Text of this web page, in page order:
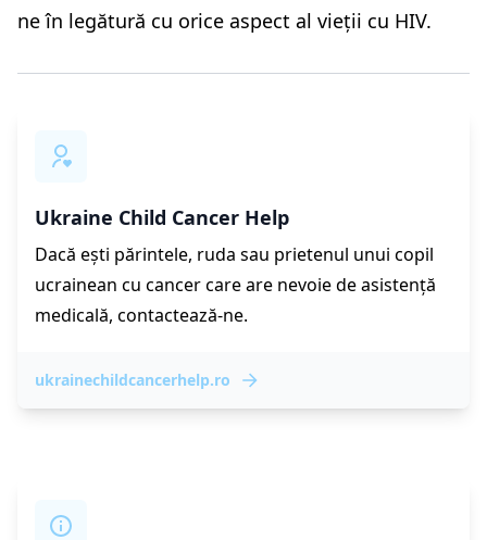
ne în legătură cu orice aspect al vieții cu HIV.
Ukraine Child Cancer Help
Dacă ești părintele, ruda sau prietenul unui copil
ucrainean cu cancer care are nevoie de asistență
medicală, contactează-ne.
ukrainechildcancerhelp.ro